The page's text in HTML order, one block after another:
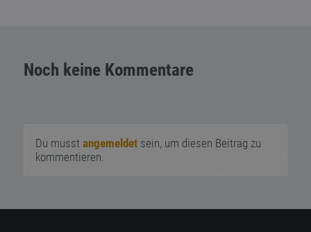
Noch keine Kommentare
Du musst angemeldetsein, um diesen Beitrag zu
kommentieren.